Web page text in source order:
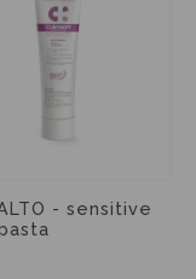
- sensitive